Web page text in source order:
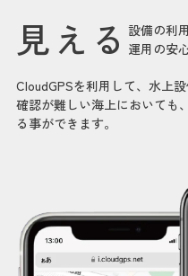
見える設備の利
運用の安
CloudGPSを利用して、水上
確認が難しい海上においても
る事ができます。